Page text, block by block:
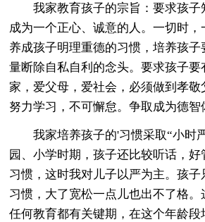
我家教育孩子的宗旨：要求孩子
成为一个正心、诚意的人。一切时，
养成孩子明理重德的习惯，培养孩子
量断除自私自利的念头。要求孩子要
家，爱父母，爱社会，必须做到孝敬
努力学习，不可懈怠。争取成为德智
我家培养孩子的'习惯采取“小时
园、小学时期，孩子还比较听话，
习惯，这时我对儿子以严为主。孩
习惯，大了宽松一点儿也出不了格。
任何教育都有关键期，在这个年龄段